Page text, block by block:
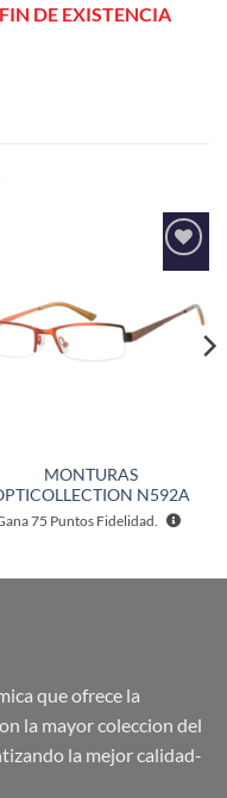
DE EXISTENCIA
Añadir
lista de
deseos
MONTURAS
N592A
75 Puntos Fidelidad.
que ofrece la
la mayor coleccion del
la mejor calidad-